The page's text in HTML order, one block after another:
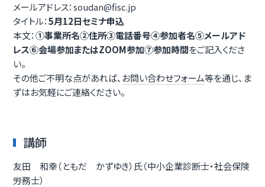
メールアドレス：soudan@fisc.jp
タイトル：5月12日セミナ申込
本文：①事業所名②住所③電話番号④参加者名⑤メールアド
レス⑥会場参加またはZOOM参加⑦参加時間をご記入くださ
い。
その他ご不明な点があれば、 お問い合わせフォーム等を通じ、ま
ずはお気軽にご連絡ください。
講師
友田 和幸（ともだ かずゆき）氏（中小企業診断士・社会保険
労務士）